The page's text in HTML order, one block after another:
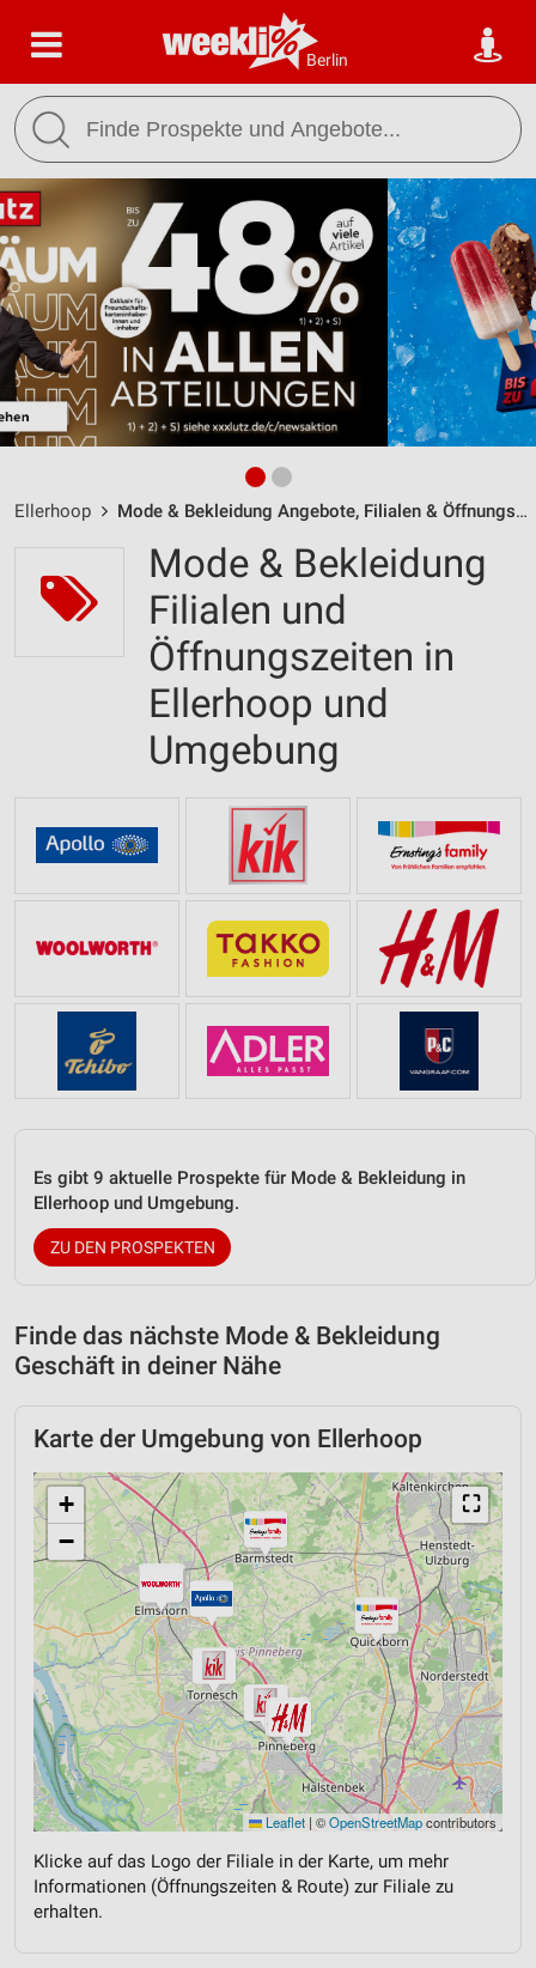
Berlin
Ellerhoop Mode & Bekleidung Angebote, Filialen & Öffnungszeiten
Mode & Bekleidung
Filialen und
Öffnungszeiten in
Ellerhoop und
Umgebung
Es gibt 9 aktuelle Prospekte für Mode & Bekleidung in
Ellerhoop und Umgebung.
ZU DEN PROSPEKTEN
Finde das nächste Mode & Bekleidung
Geschäft in deiner Nähe
Karte der Umgebung von Ellerhoop
⛶
+
−
Leaflet | ©OpenStreetMapcontributors
Klicke auf das Logo der Filiale in der Karte, um mehr
Informationen (Öffnungszeiten & Route) zur Filiale zu
erhalten.